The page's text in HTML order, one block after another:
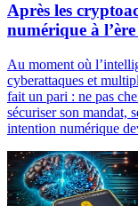
Après les
numérique à
Au moment où
cyberattaques et
fait un pari : ne pas
sécuriser son mandat,
intention numérique